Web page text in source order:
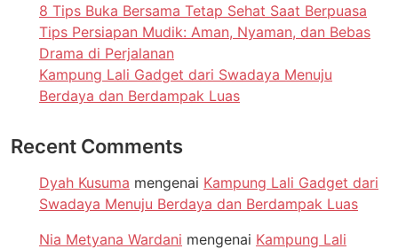
8 Tips Buka Bersama Tetap Sehat Saat Berpuasa
Tips Persiapan Mudik: Aman, Nyaman, dan Bebas
Drama di Perjalanan
Kampung Lali Gadget dari Swadaya Menuju
Berdaya dan Berdampak Luas
Recent Comments
Dyah Kusuma mengenai Kampung Lali Gadget dari
Swadaya Menuju Berdaya dan Berdampak Luas
Nia Metyana Wardani mengenai Kampung Lali